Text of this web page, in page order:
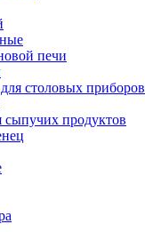
печи
столовых приборов
сыпучих продуктов